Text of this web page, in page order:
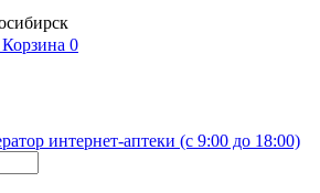
Корзина 0
интернет-аптеки (с 9:00 до 18:00)